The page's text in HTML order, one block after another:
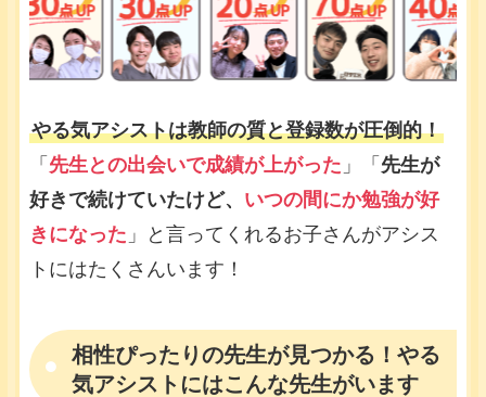
やる気アシストは教師の質と登録数が圧倒的！
「 先生との出会いで成績が上がった 」「 先生が
好きで続けていたけど、 いつの間にか勉強が好
きになった 」と言ってくれるお子さんがアシス
トにはたくさんいます！
相性ぴったりの先生が見つかる！やる
気アシストにはこんな先生がいます